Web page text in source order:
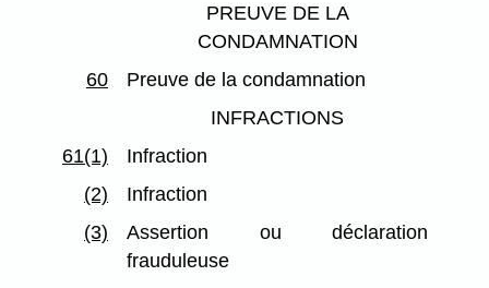
PREUVE DE LA
CONDAMNATION
60
Preuve de la condamnation
INFRACTIONS
61(1)
Infraction
(2)
Infraction
(3)
Assertion ou déclaration
frauduleuse